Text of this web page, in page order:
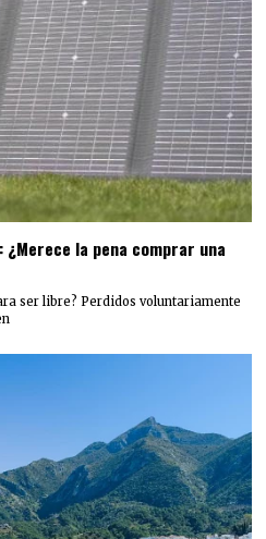
la pena comprar una
ser libre? Perdidos voluntariamente